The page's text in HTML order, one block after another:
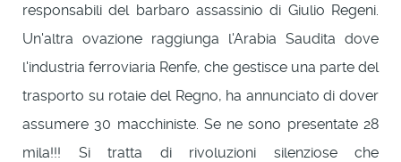
responsabili del barbaro assassinio di Giulio Regeni.
Un'altra ovazione raggiunga l'Arabia Saudita dove
l'industria ferroviaria Renfe, che gestisce una parte del
trasporto su rotaie del Regno, ha annunciato di dover
assumere 30 macchiniste. Se ne sono presentate 28
mila!!! Si tratta di rivoluzioni silenziose che